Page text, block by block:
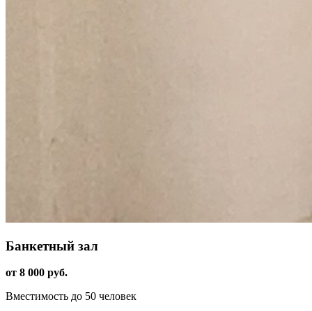
Банкетный зал
от 8 000 руб.
Вместимость до 50 человек